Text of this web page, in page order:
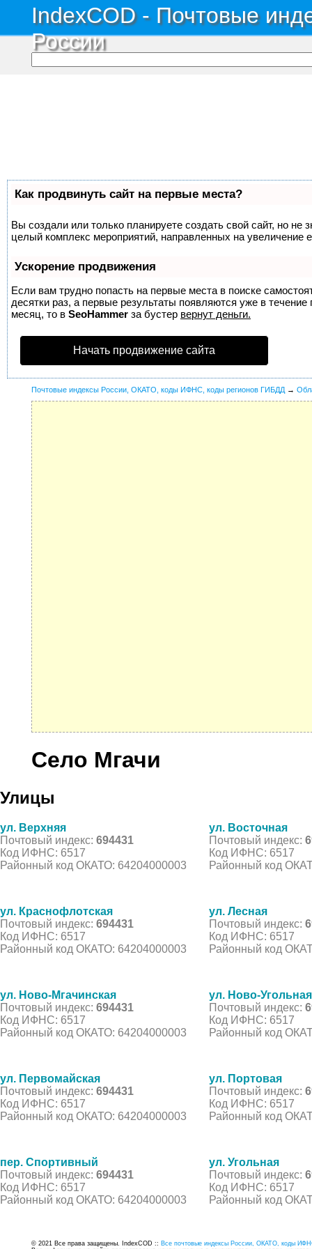
IndexCOD - Почтовые
России
Как продвинуть сайт на первые места?
Вы создали или только планируете создать свой сайт, но не
целый комплекс мероприятий, направленных на увеличение
Ускорение продвижения
Если вам трудно попасть на первые места в поиске
десятки раз, а первые результаты появляются уже в
месяц, то в SeoHammer за бустер вернут деньги.
Начать продвижение сайта
Почтовые индексы России, ОКАТО, коды ИФНС, коды регионов ГИБДД →
Село Мгачи
Улицы
ул. Верхняя
Почтовый индекс: 694431
Код ИФНС: 6517
Районный код ОКАТО: 64204000003
ул. Восточная
Почтовый индекс:
Код ИФНС: 6517
Районный код
ул. Краснофлотская
Почтовый индекс: 694431
Код ИФНС: 6517
Районный код ОКАТО: 64204000003
ул. Лесная
Почтовый индекс:
Код ИФНС: 6517
Районный код
ул. Ново-Мгачинская
Почтовый индекс: 694431
Код ИФНС: 6517
Районный код ОКАТО: 64204000003
ул. Ново-Угольная
Почтовый индекс:
Код ИФНС: 6517
Районный код
ул. Первомайская
Почтовый индекс: 694431
Код ИФНС: 6517
Районный код ОКАТО: 64204000003
ул. Портовая
Почтовый индекс:
Код ИФНС: 6517
Районный код
пер. Спортивный
Почтовый индекс: 694431
Код ИФНС: 6517
Районный код ОКАТО: 64204000003
ул. Угольная
Почтовый индекс:
Код ИФНС: 6517
Районный код
© 2021 Все права защищены. IndexCOD :: Все почтовые индексы России, ОКАТО, коды